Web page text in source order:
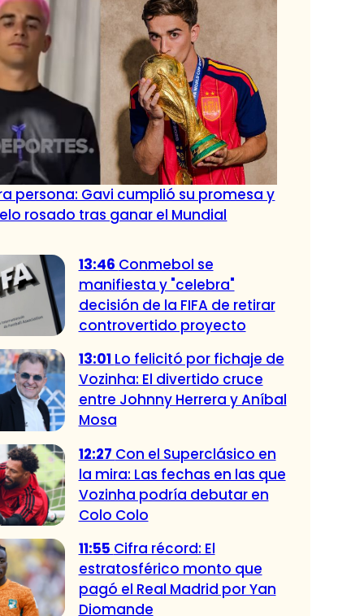
persona: Gavi cumplió su promesa y
rosado tras ganar el Mundial
13:46 Conmebol se
manifiesta y "celebra"
decisión de la FIFA de retirar
controvertido proyecto
13:01 Lo felicitó por fichaje de
Vozinha: El divertido cruce
entre Johnny Herrera y Aníbal
Mosa
12:27 Con el Superclásico en
la mira: Las fechas en las que
Vozinha podría debutar en
Colo Colo
11:55 Cifra récord: El
estratosférico monto que
pagó el Real Madrid por Yan
Diomande